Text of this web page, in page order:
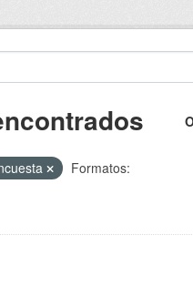
Formatos: